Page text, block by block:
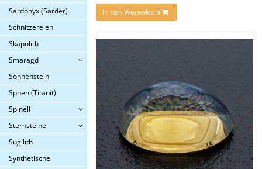
Sardonyx (Sarder)
Schnitzereien
Skapolith
Smaragd
Sonnenstein
Sphen (Titanit)
Spinell
Sternsteine
Sugilith
Synthetische
In den Warenkorb